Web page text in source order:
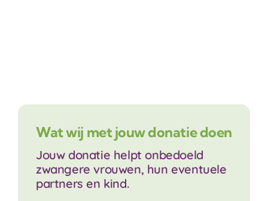
Wat wij met jouw donatie doen
Jouw donatie helpt onbedoeld
zwangere vrouwen, hun eventuele
partners en kind.